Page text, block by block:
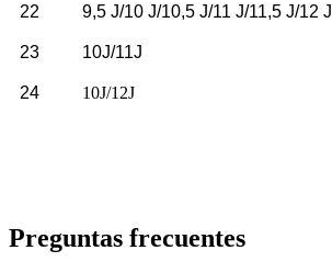
22 9,5 J/10 J/10,5 J/11 J/11,5 J/12 J
23 10J/11J
24 10J/12J
Preguntas frecuentes